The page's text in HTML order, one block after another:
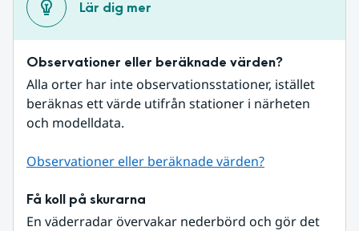
Lär dig mer
Observationer eller beräknade värden?
Alla orter har inte observationsstationer, istället
beräknas ett värde utifrån stationer i närheten
och modelldata.
Observationer eller beräknade värden?
Få koll på skurarna
En väderradar övervakar nederbörd och gör det